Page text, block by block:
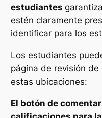
estudiantes
estén claramente
identificar para los
Los estudiantes
página de revisión
estas ubicaciones:
El botón de